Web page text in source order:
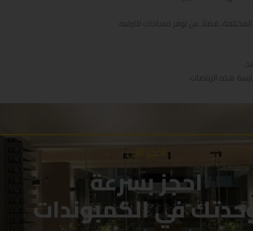
فضلاً عن توفر مساحات للترفيه.
هذه الرياضات.
احجز الآن
احجز بسرعة
في الكمبوندات